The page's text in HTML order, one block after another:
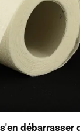
débarrasser